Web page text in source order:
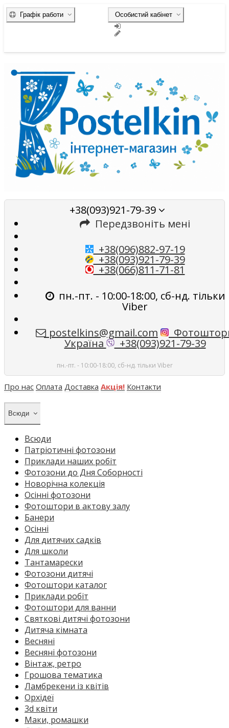
Особистий кабінет
Графік работи
+38(093)921-79-39
Передзвоніть мені
+38(096)882-97-19
+38(093)921-79-39
+38(066)811-71-81
пн.-пт. - 10:00-18:00, сб-нд. тільки
Viber
postelkins@gmail.com
Україна +38(093)921-79-39
пн.-пт. - 10:00-18:00, сб-нд. тільки Viber
Про нас Оплата Доставка Акція! Контакти
Всюди
Всюди
Патріотичні фотозони
Приклади наших робіт
Фотозони до Дня Соборності
Новорічна колекція
Осінні фотозони
Фотоштори в актову залу
Банери
Осінні
Для дитячих садків
Для школи
Тантамарески
Фотозони дитячі
Фотоштори каталог
Приклади робіт
Фотоштори для ванни
Святкові дитячі фотозони
Дитяча кімната
Весняні
Весняні фотозони
Вінтаж, ретро
Грошова тематика
Ламбрекени із квітів
Орхідеї
3d квіти
Маки, ромашки